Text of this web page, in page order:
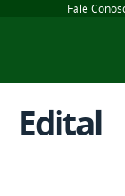
Fale
Edital